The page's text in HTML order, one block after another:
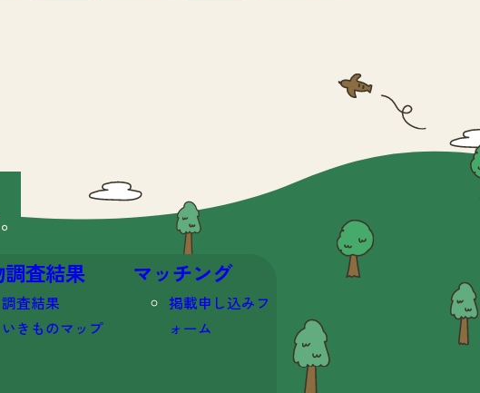
査結果
調査結果
いきものマップ
マッチング
掲載申し込みフ
ォーム